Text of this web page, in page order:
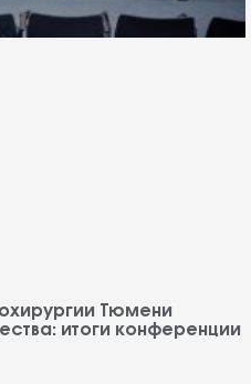
Тюмени
итоги конференции